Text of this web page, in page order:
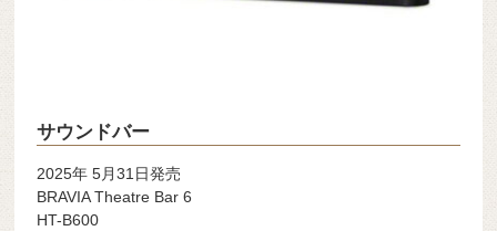
サウンドバー
2025年 5月31日発売
BRAVIA Theatre Bar 6
HT-B600